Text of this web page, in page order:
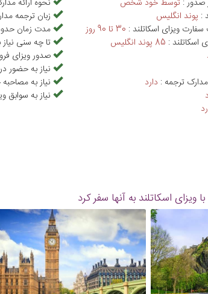
: پوند انگليس
ویزای اسکاتلند : 30 تا 90 روز
اسکاتلند : 85 پوند انگليس
ترجمه : دارد
زبان ترجمه
مدت زمان
تا چه سنی
صدور ویزای
نیاز به حضور
نیاز به
نیاز به سوابق
اسکاتلند به آنها سفر کرد